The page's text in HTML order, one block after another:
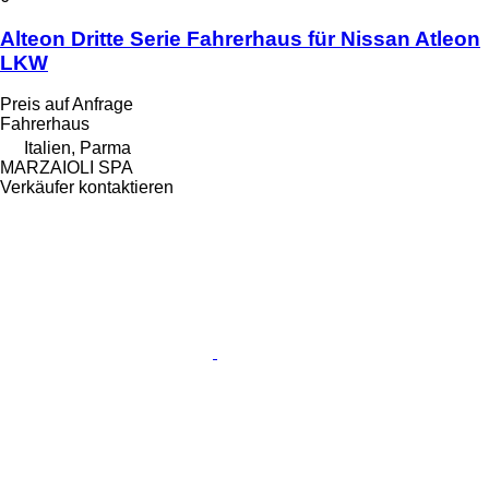
Alteon Dritte Serie Fahrerhaus für Nissan Atleon
LKW
Preis auf Anfrage
Fahrerhaus
Italien, Parma
MARZAIOLI SPA
Verkäufer kontaktieren